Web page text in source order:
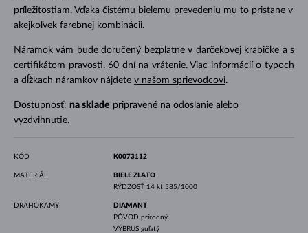
príležitostiam. Vďaka čistému bielemu prevedeniu mu to pristane v
akejkoľvek farebnej kombinácii.
Náramok vám bude doručený bezplatne v darčekovej krabičke a s
certifikátom pravosti. 60 dní na vrátenie. Viac informácií o typoch
a dĺžkach náramkov nájdete v našom sprievodcovi.
Dostupnosť: na sklade pripravené na odoslanie alebo
vyzdvihnutie.
KÓD K0073112
MATERIÁL
BIELE ZLATO
RÝDZOSŤ 14 kt 585/1000
DRAHOKAMY
DIAMANT
PÔVOD prírodný
VÝBRUS guľatý